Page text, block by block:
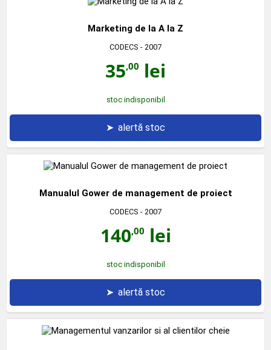
Marketing de la A la Z
CODECS - 2007
35,00 lei
stoc indisponibil
➤ alertă stoc
Manualul Gower de management de proiect
CODECS - 2007
140,00 lei
stoc indisponibil
➤ alertă stoc